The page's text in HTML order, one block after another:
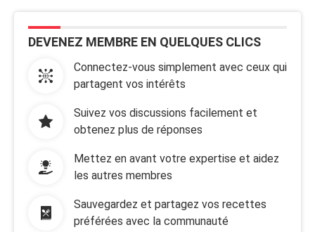
DEVENEZ MEMBRE EN QUELQUES CLICS
Connectez-vous simplement avec ceux qui
partagent vos intérêts
Suivez vos discussions facilement et
obtenez plus de réponses
Mettez en avant votre expertise et aidez
les autres membres
Sauvegardez et partagez vos recettes
préférées avec la communauté